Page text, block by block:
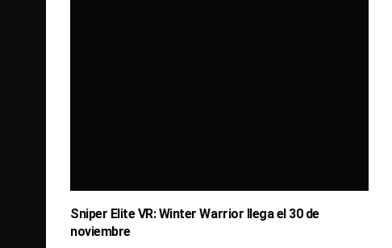
Sniper Elite VR: Winter Warrior llega el 30 de
noviembre